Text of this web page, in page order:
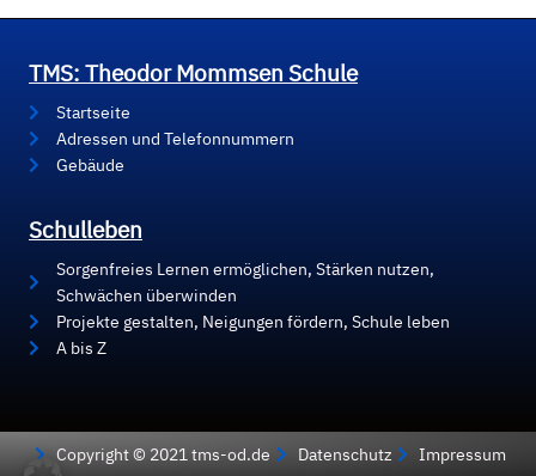
TMS: Theodor Mommsen Schule
Startseite
Adressen und Telefonnummern
Gebäude
Schulleben
Sorgenfreies Lernen ermöglichen, Stärken nutzen,
Schwächen überwinden
Projekte gestalten, Neigungen fördern, Schule leben
A bis Z
Copyright © 2021 tms-od.de Datenschutz Impressum